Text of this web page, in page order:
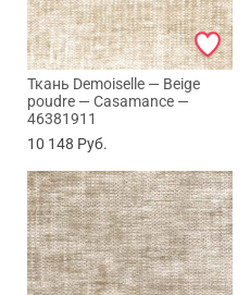
Ткань Demoiselle — Beige
poudre — Casamance —
46381911
10 148 Руб.